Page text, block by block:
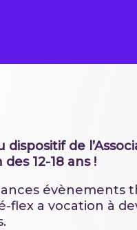
dispositif de
12-18 ans !
évènements
flex a vocation à